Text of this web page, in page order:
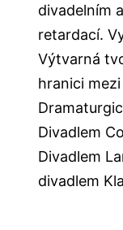
divadelním
retardací.
Výtvarná
hranici
Divadlem
Divadlem
divadlem